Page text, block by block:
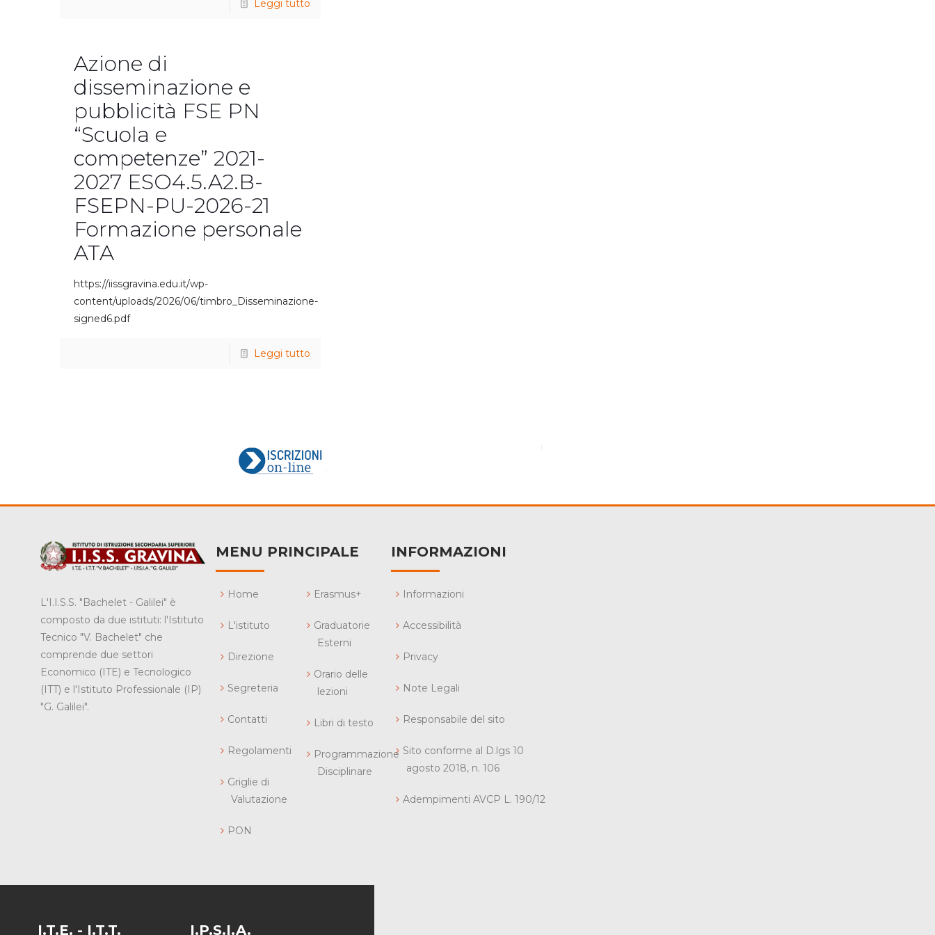
Leggi tutto
Azione di
disseminazione e
pubblicità FSE PN
“Scuola e
competenze” 2021-
2027 ESO4.5.A2.B-
FSEPN-PU-2026-21
Formazione personale
ATA
https://iissgravina.edu.it/wp-
content/uploads/2026/06/timbro_Disseminazione-
signed6.pdf
Leggi tutto
L'I.I.S.S. "Bachelet - Galilei" è
composto da due istituti: l'Istituto
Tecnico "V. Bachelet" che
comprende due settori
Economico (ITE) e Tecnologico
(ITT) e l'Istituto Professionale (IP)
"G. Galilei".
MENU PRINCIPALE
Home
L'istituto
Direzione
Segreteria
Contatti
Regolamenti
Griglie di
Valutazione
PON
Erasmus+
Graduatorie
Esterni
Orario delle
lezioni
Libri di testo
Programmazione
Disciplinare
INFORMAZIONI
Informazioni
Accessibilità
Privacy
Note Legali
Responsabile del sito
Sito conforme al D.lgs 10
agosto 2018, n. 106
Adempimenti AVCP L. 190/12
I.T.E. - I.T.T. I.P.S.I.A.